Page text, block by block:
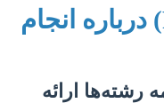
سوالات متداول (FAQ) درباره انجام
رشته‌ها ارائه